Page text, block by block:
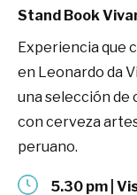
Stand Book
Experiencia que
en Leonardo da
una selección de
con cerveza
peruano.
5.30 pm |